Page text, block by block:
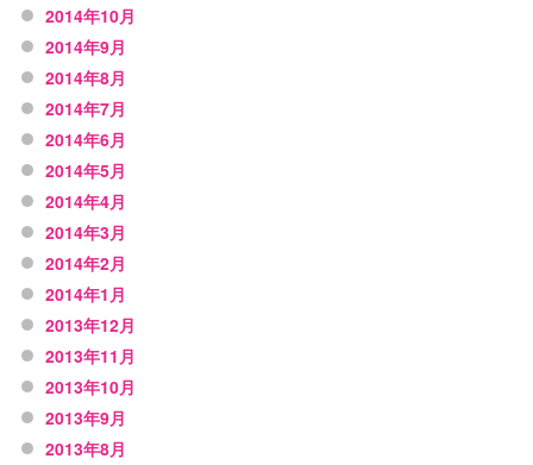
2014年10月
2014年9月
2014年8月
2014年7月
2014年6月
2014年5月
2014年4月
2014年3月
2014年2月
2014年1月
2013年12月
2013年11月
2013年10月
2013年9月
2013年8月